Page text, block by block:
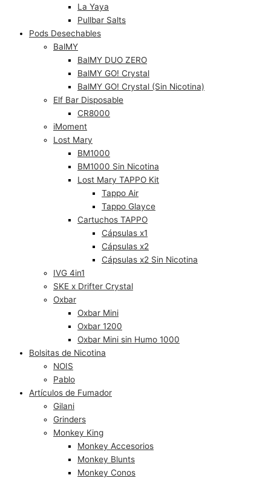
La Yaya
Pullbar Salts
Pods Desechables
BalMY
BalMY DUO ZERO
BalMY GO! Crystal
BalMY GO! Crystal (Sin Nicotina)
Elf Bar Disposable
CR8000
iMoment
Lost Mary
BM1000
BM1000 Sin Nicotina
Lost Mary TAPPO Kit
Tappo Air
Tappo Glayce
Cartuchos TAPPO
Cápsulas x1
Cápsulas x2
Cápsulas x2 Sin Nicotina
IVG 4in1
SKE x Drifter Crystal
Oxbar
Oxbar Mini
Oxbar 1200
Oxbar Mini sin Humo 1000
Bolsitas de Nicotina
NOIS
Pablo
Artículos de Fumador
Gilani
Grinders
Monkey King
Monkey Accesorios
Monkey Blunts
Monkey Conos